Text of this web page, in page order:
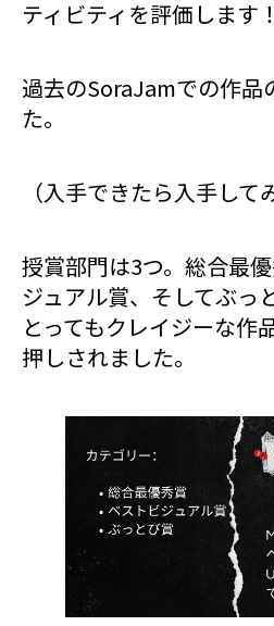
ティビティを評価します！
過去のSoraJamでの作品
た。
（入手できたら入手して
授賞部門は3つ。総合最
ジュアル賞、そしてぶっ
とってもクレイジーな作
押しされました。